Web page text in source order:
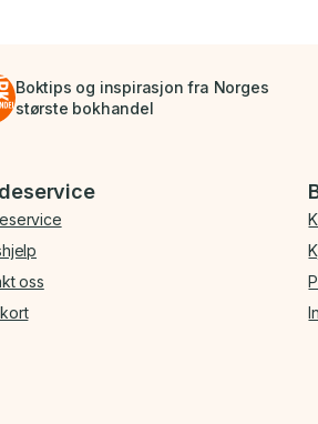
Boktips og inspirasjon fra Norges
største bokhandel
oss